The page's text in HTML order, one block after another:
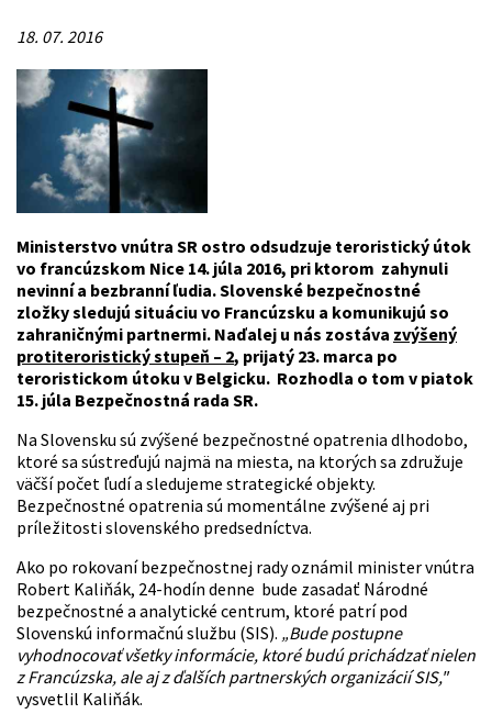
18. 07. 2016
Ministerstvo vnútra SR ostro odsudzuje teroristický útok
vo francúzskom Nice 14. júla 2016, pri ktorom zahynuli
nevinní a bezbranní ľudia. Slovenské bezpečnostné
zložky sledujú situáciu vo Francúzsku a komunikujú so
zahraničnými partnermi. Naďalej u nás zostáva zvýšený
protiteroristický stupeň – 2, prijatý 23. marca po
teroristickom útoku v Belgicku. Rozhodla o tom v piatok
15. júla Bezpečnostná rada SR.
Na Slovensku sú zvýšené bezpečnostné opatrenia dlhodobo,
ktoré sa sústreďujú najmä na miesta, na ktorých sa združuje
väčší počet ľudí a sledujeme strategické objekty.
Bezpečnostné opatrenia sú momentálne zvýšené aj pri
príležitosti slovenského predsedníctva.
Ako po rokovaní bezpečnostnej rady oznámil minister vnútra
Robert Kaliňák, 24-hodín denne bude zasadať Národné
bezpečnostné a analytické centrum, ktoré patrí pod
Slovenskú informačnú službu (SIS). „Bude postupne
vyhodnocovať všetky informácie, ktoré budú prichádzať nielen
z Francúzska, ale aj z ďalších partnerských organizácií SIS,"
vysvetlil Kaliňák.